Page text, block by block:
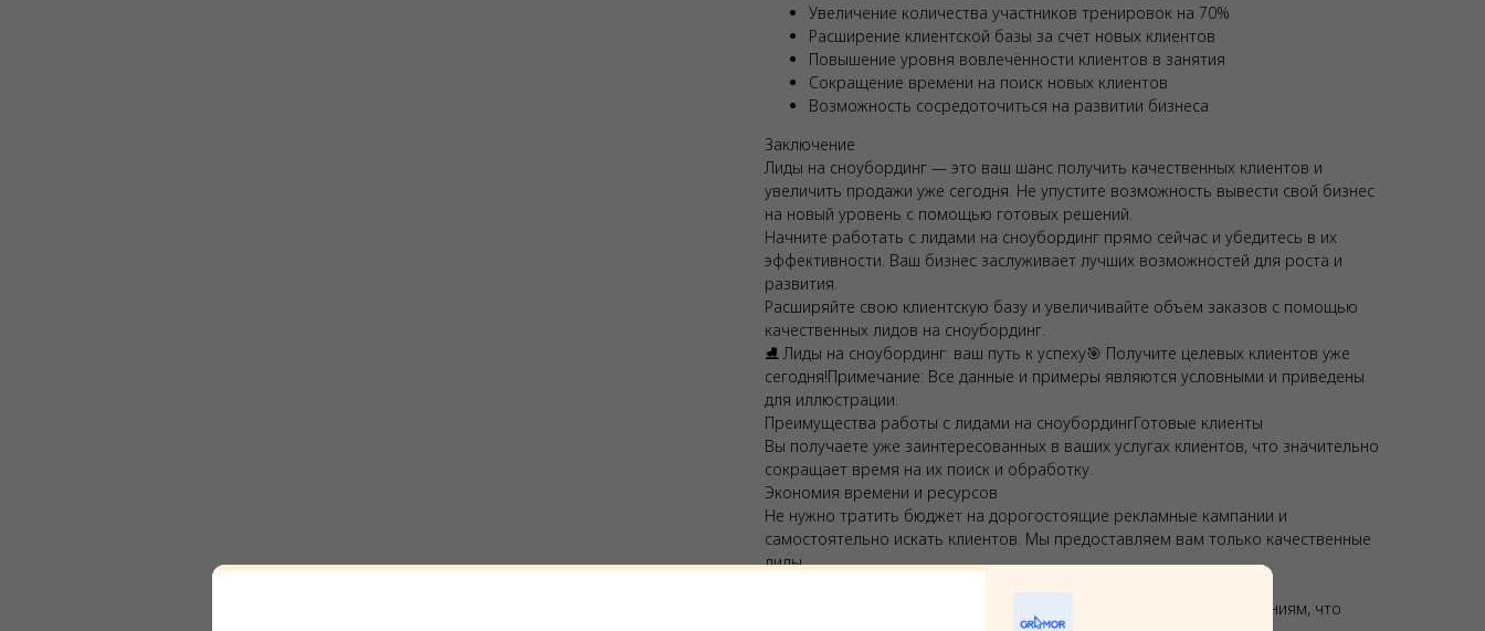
Увеличение количества участников тренировок на 70%
Расширение клиентской базы за счёт новых клиентов
Повышение уровня вовлечённости клиентов в занятия
Сокращение времени на поиск новых клиентов
Возможность сосредоточиться на развитии бизнеса
Заключение
Лиды на сноубординг — это ваш шанс получить качественных клиентов и
увеличить продажи уже сегодня. Не упустите возможность вывести свой бизнес
на новый уровень с помощью готовых решений.
Начните работать с лидами на сноубординг прямо сейчас и убедитесь в их
эффективности. Ваш бизнес заслуживает лучших возможностей для роста и
развития.
Расширяйте свою клиентскую базу и увеличивайте объём заказов с помощью
качественных лидов на сноубординг.
⛸️ Лиды на сноубординг: ваш путь к успеху🎯 Получите целевых клиентов уже
сегодня!Примечание: Все данные и примеры являются условными и приведены
для иллюстрации.
Преимущества работы с лидами на сноубордингГотовые клиенты
Вы получаете уже заинтересованных в ваших услугах клиентов, что значительно
сокращает время на их поиск и обработку.
Экономия времени и ресурсов
Не нужно тратить бюджет на дорогостоящие рекламные кампании и
самостоятельно искать клиентов. Мы предоставляем вам только качественные
лиды.
Все лиды тщательно отбираются и соответствуют вашим требованиям, что